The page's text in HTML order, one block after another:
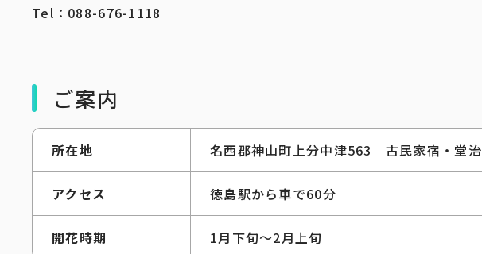
Tel：088-676-1118
ご案内
所在地 名西郡神山町上分中津563 古民家宿・堂治
アクセス 徳島駅から車で60分
開花時期 1月下旬～2月上旬